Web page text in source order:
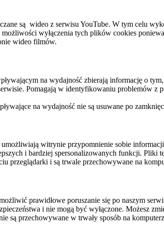
są wideo z serwisu YouTube. W tym celu
wyłączenia tych plików cookies
wideo filmów.
na wydajność zbierają informację o
Pomagają w identyfikowaniu problemów
na wydajność nie są usuwane po
witrynie przypomnienie sobie
i bardziej spersonalizowanych funkcji.
przeglądarki i są trwale przechowywane na
prawidłowe poruszanie się po naszym
i nie mogą być wyłączone. Możesz
są przechowywane w trwały sposób na